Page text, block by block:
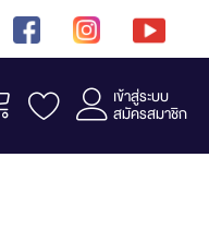
รถเข็น เข้าสู่ระบบ
สมัครสมาชิก